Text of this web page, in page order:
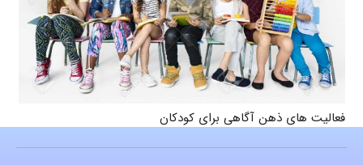
فعالیت های ذهن آگاهی برای کودکان